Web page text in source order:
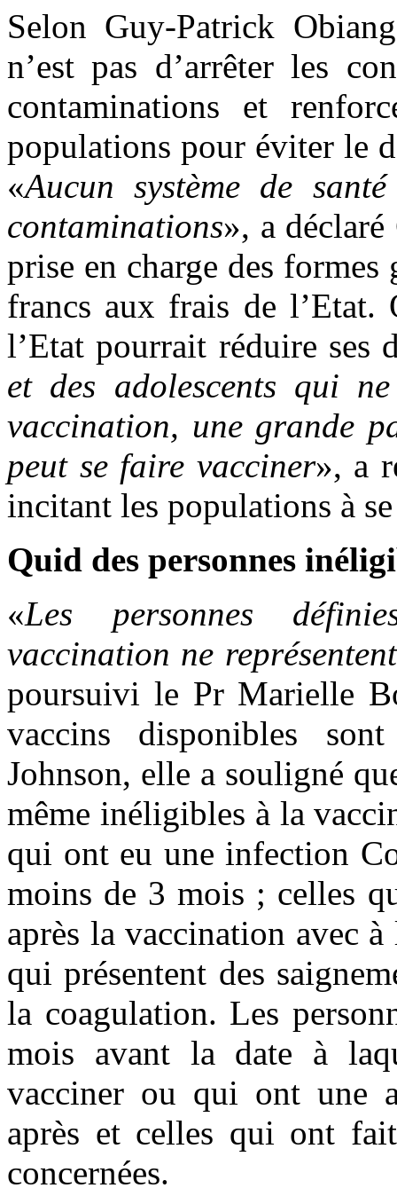
Selon Guy-Patrick
n’est pas d’arrêter les
contaminations et
populations pour éviter le
«Aucun système de
contaminations», a
prise en charge des
francs aux frais de
l’Etat pourrait réduire ses
et des adolescents qui
vaccination, une grande
peut se faire vacciner», a
incitant les populations à
Quid des personnes
«Les personnes
vaccination ne
poursuivi le Pr Marielle
vaccins disponibles
Johnson, elle a souligné
même inéligibles à la
qui ont eu une infection
moins de 3 mois ; celles
après la vaccination avec
qui présentent des
la coagulation. Les
mois avant la date à
vacciner ou qui ont une
après et celles qui ont
concernées.